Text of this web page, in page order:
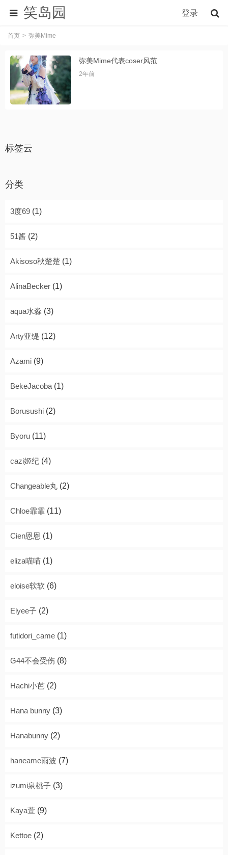
笑岛园 登录
首页 弥美Mime
弥美Mime代表coser风范
2年前
标签云
分类
3度69 (1)
51酱 (2)
Akisoso秋楚楚 (1)
AlinaBecker (1)
aqua水淼 (3)
Arty亚缇 (12)
Azami (9)
BekeJacoba (1)
Borusushi (2)
Byoru (11)
cazi姬纪 (4)
Changeable丸 (2)
Chloe霏霏 (11)
Cien恩恩 (1)
eliza喵喵 (1)
eloise软软 (6)
Elyee子 (2)
futidori_came (1)
G44不会受伤 (8)
Hachi小芭 (2)
Hana bunny (3)
Hanabunny (2)
haneame雨波 (7)
izumi泉桃子 (3)
Kaya萱 (9)
Kettoe (2)